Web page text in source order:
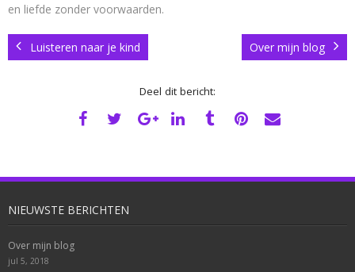
en liefde zonder voorwaarden.
Luisteren naar je kind Over mijn blog
Deel dit bericht:
NIEUWSTE BERICHTEN
Over mijn blog
jul 5, 2018